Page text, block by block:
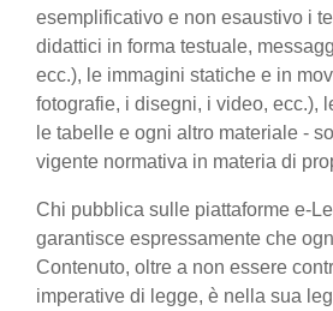
esemplificativo e non esaustivo i
didattici in forma testuale,
ecc.), le immagini statiche e in
fotografie, i disegni, i video, ecc.),
le tabelle e ogni altro materiale -
vigente normativa in materia di
Chi pubblica sulle piattaforme e-
garantisce espressamente che
Contenuto, oltre a non essere
imperative di legge, è nella sua